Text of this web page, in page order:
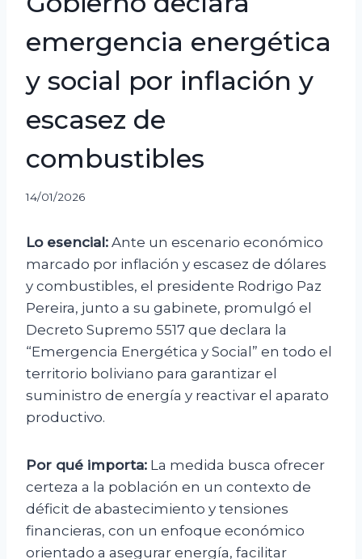
emergencia energética
y social por inflación y
escasez de
combustibles
14/01/2026
Lo esencial: Ante un escenario económico
marcado por inflación y escasez de dólares
y combustibles, el presidente Rodrigo Paz
Pereira, junto a su gabinete, promulgó el
Decreto Supremo 5517 que declara la
“Emergencia Energética y Social” en todo el
territorio boliviano para garantizar el
suministro de energía y reactivar el aparato
productivo.
Por qué importa: La medida busca ofrecer
certeza a la población en un contexto de
déficit de abastecimiento y tensiones
financieras, con un enfoque económico
orientado a asegurar energía, facilitar